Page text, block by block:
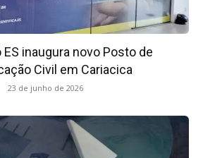
ES inaugura novo Posto de
Civil em Cariacica
23 de junho de 2026